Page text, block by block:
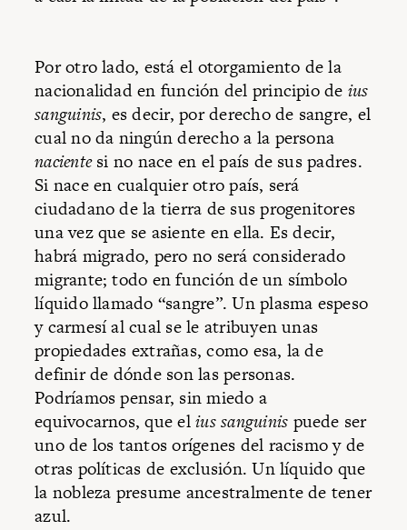
Por otro lado, está el otorgamiento de la
nacionalidad en función del principio de ius
sanguinis, es decir, por derecho de sangre, el
cual no da ningún derecho a la persona
nacientesi no nace en el país de sus padres.
Si nace en cualquier otro país, será
ciudadano de la tierra de sus progenitores
una vez que se asiente en ella. Es decir,
habrá migrado, pero no será considerado
migrante; todo en función de un símbolo
líquido llamado “sangre”. Un plasma espeso
y carmesí al cual se le atribuyen unas
propiedades extrañas, como esa, la de
definir de dónde son las personas.
Podríamos pensar, sin miedo a
equivocarnos, que elius sanguinis puede ser
uno de los tantos orígenes del racismo y de
otras políticas de exclusión. Un líquido que
la nobleza presume ancestralmente de tener
azul.